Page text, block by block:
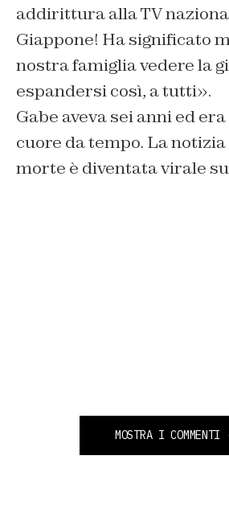
addirittura alla TV
Giappone! Ha significato
nostra famiglia vedere la
espandersi così, a tutti».
Gabe aveva sei anni ed
cuore da tempo. La
morte è diventata virale
MOSTRA I COMMENTI